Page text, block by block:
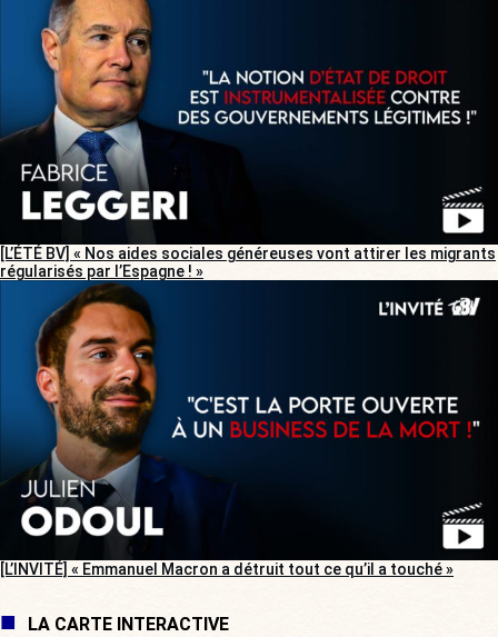
[L’ÉTÉ BV] « Nos aides sociales généreuses vont attirer les migrants
régularisés par l’Espagne ! »
[L’INVITÉ] « Emmanuel Macron a détruit tout ce qu’il a touché »
LA CARTE INTERACTIVE